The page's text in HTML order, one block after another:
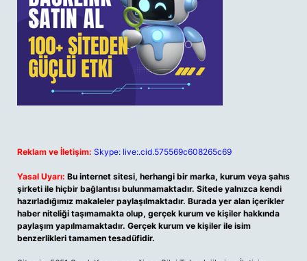
Reklam ve İletişim: Skype: live:.cid.575569c608265c69
Yasal Uyarı: Bu internet sitesi, herhangi bir marka, kurum veya şahıs
şirketi ile hiçbir bağlantısı bulunmamaktadır. Sitede yalnızca kendi
hazırladığımız makaleler paylaşılmaktadır. Burada yer alan içerikler
haber niteliği taşımamakta olup, gerçek kurum ve kişiler hakkında
paylaşım yapılmamaktadır. Gerçek kurum ve kişiler ile isim
benzerlikleri tamamen tesadüfidir.